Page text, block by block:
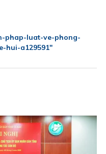
phap-luat-ve-phong-
hui-a129591"